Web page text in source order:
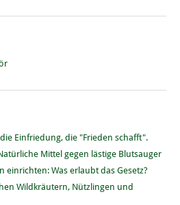
Einfriedung, die "Frieden schafft".
Mittel gegen lästige Blutsauger
einrichten: Was erlaubt das Gesetz?
Wildkräutern, Nützlingen und